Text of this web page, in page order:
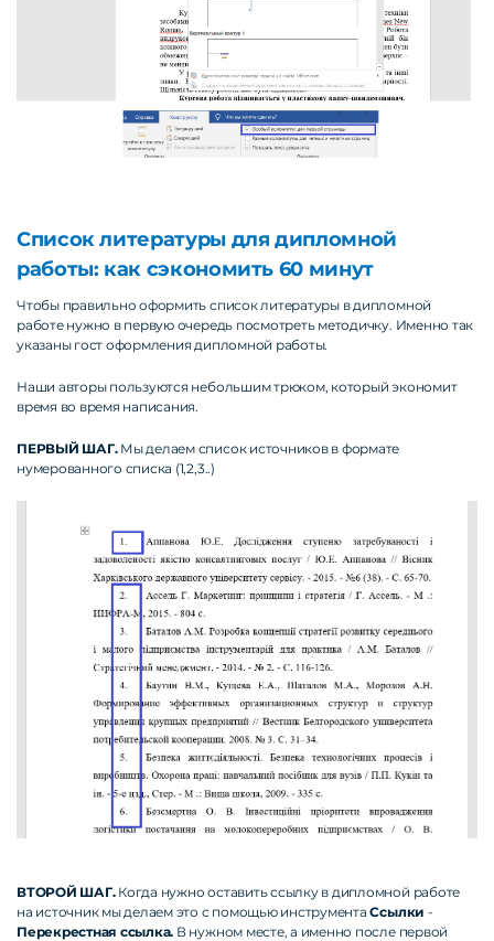
Список литературы для дипломной
работы: как сэкономить 60 минут
Чтобы правильно оформить список литературы в дипломной
работе нужно в первую очередь посмотреть методичку. Именно так
указаны гост оформления дипломной работы.
Наши авторы пользуются небольшим трюком, который экономит
время во время написания.
ПЕРВЫЙ ШАГ. Мы делаем список источников в формате
нумерованного списка (1,2,3..)
ВТОРОЙ ШАГ.Когда нужно оставить ссылку в дипломной работе
на источник мы делаем это с помощью инструментаСсылки -
Перекрестная ссылка. В нужном месте, а именно после первой